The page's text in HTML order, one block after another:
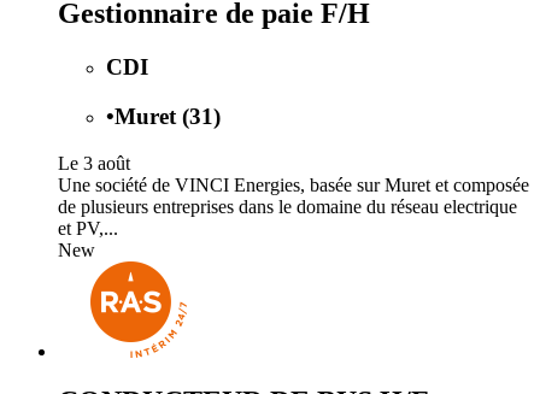
Gestionnaire de paie F/H
CDI
•Muret (31)
Le 3 août
Une société de VINCI Energies, basée sur Muret et composée
de plusieurs entreprises dans le domaine du réseau electrique
et PV,...
New